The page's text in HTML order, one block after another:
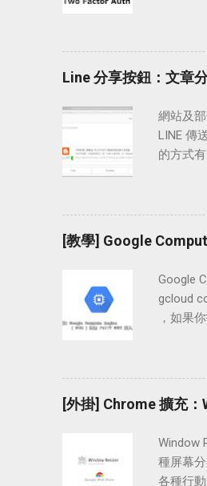
框並按
一直設
網站「
訊兩步
的批准
器中前
twitter
【齒輪
的電話
的 Email
Line 分享按鈕：文章
網站及
LINE 傳
的方式
文章的
鈕，也
法」除
個網誌
部署。
視窗。
入過一
享按鈕
LINE 函
[教學] Google
Google
gcloud
，如果
拿出來
中，我
線，然
用
1 使用
執行到
[外掛] Chrome 擴充
Window
種屏幕
各種行